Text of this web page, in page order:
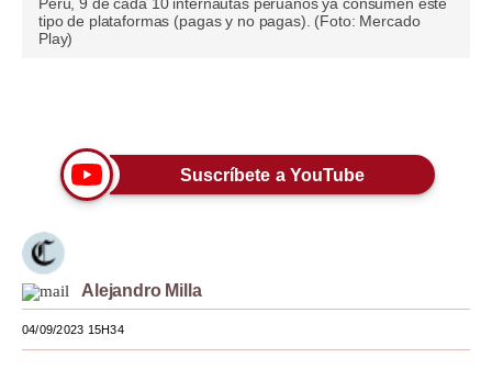
Editorial
Tendencias
Lujo
Viajes
Moda
Estilos
tipo de plataformas (pagas y no pagas). (Foto: Mercado
Play)
Suscríbete a YouTube
Alejandro Milla
04/09/2023 15H34